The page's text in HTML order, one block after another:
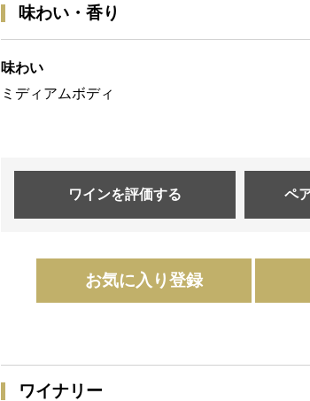
味わい・香り
味わい
ミディアムボディ
ワインを評価する ペ
お気に入り登録
ワイナリー